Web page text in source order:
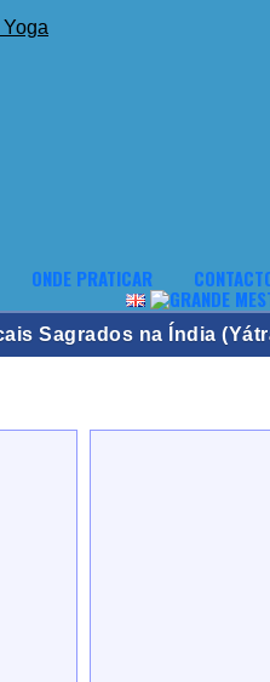
ONDE PRATICAR
Sagrados na Índia